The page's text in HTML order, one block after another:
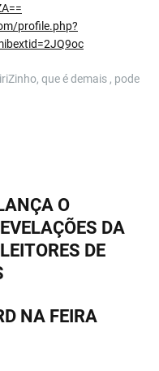
profile.php?
que é demais , pode
O
DA
DE
NA FEIRA